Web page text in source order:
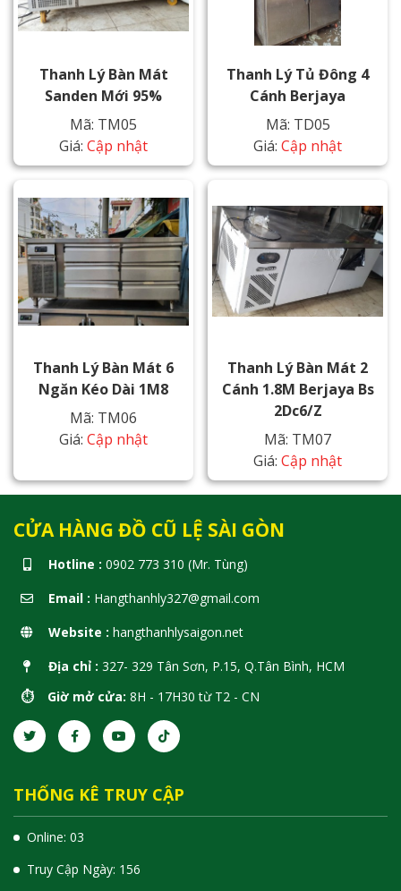
Thanh Lý Bàn Mát
Sanden Mới 95%
Mã: TM05
Giá: Cập nhật
Thanh Lý Tủ Đông 4
Cánh Berjaya
Mã: TD05
Giá: Cập nhật
Thanh Lý Bàn Mát 6
Ngăn Kéo Dài 1M8
Mã: TM06
Giá: Cập nhật
Thanh Lý Bàn Mát 2
Cánh 1.8M Berjaya Bs
2Dc6/z
Mã: TM07
Giá: Cập nhật
CỬA HÀNG ĐỒ CŨ LỆ SÀI GÒN
Hotline : 0902 773 310 (Mr. Tùng)
Email : Hangthanhly327@gmail.com
Website : hangthanhlysaigon.net
Địa chỉ : 327- 329 Tân Sơn, P.15, Q.Tân Bình, HCM
⏱️ Giờ mở cửa: 8H - 17H30 từ T2 - CN
THỐNG KÊ TRUY CẬP
Online: 03
Truy Cập Ngày: 156